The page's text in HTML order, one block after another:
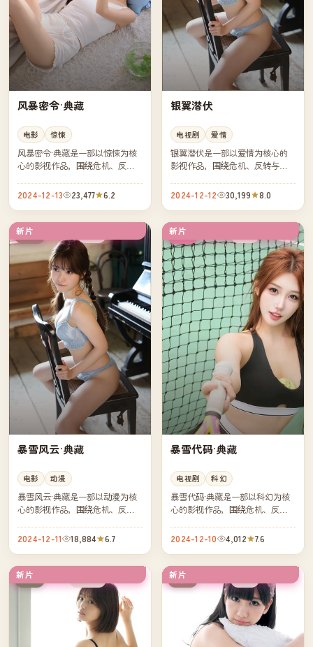
风暴密令·典藏
电影 惊悚
风暴密令·典藏是一部以惊悚为核
心的影视作品，围绕危机、反转
凑，值得推荐观看。
2024-12-13 23,477 6.2
银翼潜伏
电视剧 爱情
银翼潜伏是一部以爱情为核心的
影视作品，围绕危机、反转与人
得推荐观看。
2024-12-12 30,199 8.0
新片
美国
暴雪风云·典藏
电影 动漫
暴雪风云·典藏是一部以动漫为核
心的影视作品，围绕危机、反转
凑，值得推荐观看。
2024-12-11 18,884 6.7
新片
韩国
暴雪代码·典藏
电视剧 科幻
暴雪代码·典藏是一部以科幻为核
心的影视作品，围绕危机、反转
凑，值得推荐观看。
2024-12-10 4,012 7.6
新片
日本 新片
英国